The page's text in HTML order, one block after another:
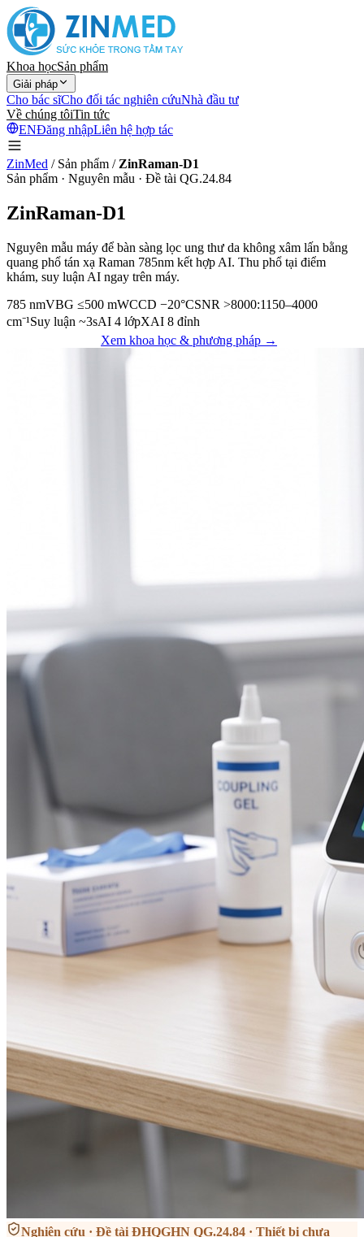
Khoa họcSản phẩm
Giải pháp
Cho bác sĩCho đối tác nghiên cứuNhà đầu tư
Về chúng tôiTin tức
ENĐăng nhậpLiên hệ hợp tác
ZinMed / Sản phẩm / ZinRaman-D1
Sản phẩm · Nguyên mẫu · Đề tài QG.24.84
ZinRaman-D1
Nguyên mẫu máy để bàn sàng lọc ung thư da không xâm lấn bằng
quang phổ tán xạ Raman 785nm kết hợp AI. Thu phổ tại điểm
khám, suy luận AI ngay trên máy.
785 nmVBG ≤500 mWCCD −20°CSNR >8000:1150–4000
cm⁻¹Suy luận ~3sAI 4 lớpXAI 8 đỉnh
Xem khoa học & phương pháp →
Nghiên cứu · Đề tài ĐHQGHN QG.24.84 · Thiết bị chưa